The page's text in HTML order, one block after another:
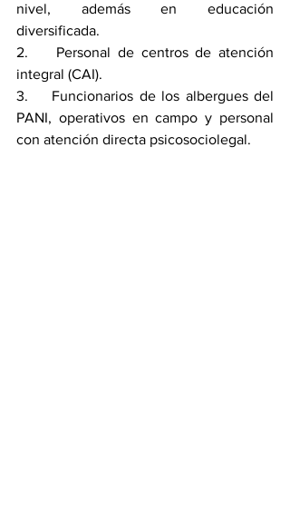
nivel, además en educación
diversificada.
2.    Personal de centros de atención
integral (CAI).
3.    Funcionarios de los albergues del
PANI, operativos en campo y personal
con atención directa psicosociolegal.